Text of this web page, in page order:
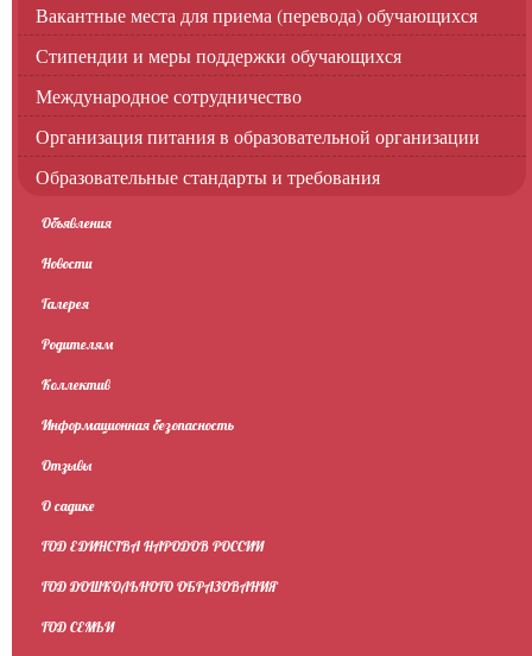
Вакантные места для приема (перевода) обучающихся
Стипендии и меры поддержки обучающихся
Международное сотрудничество
Организация питания в образовательной организации
Образовательные стандарты и требования
Объявления
Новости
Галерея
Родителям
Коллектив
Информационная безопасность
Отзывы
О садике
ГОД ЕДИНСТВА НАРОДОВ РОССИИ
ГОД ДОШКОЛЬНОГО ОБРАЗОВАНИЯ
ГОД СЕМЬИ